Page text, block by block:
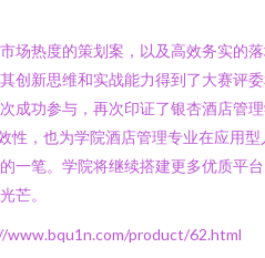
场热度的策划案，以及高效务实的
创新思维和实战能力得到了大赛评
成功参与，再次印证了银杏酒店管
性，也为学院酒店管理专业在应用型
一笔。学院将继续搭建更多优质平
芒。
product/62.html